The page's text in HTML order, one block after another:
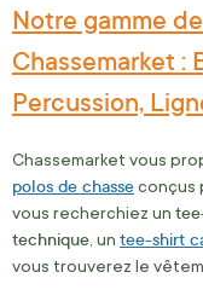
Notre gamme
Chassemarket :
Percussion,
Chassemarket vous
polos de chasseconçus
vous recherchiez un
technique , un tee-shirt
vous trouverez le